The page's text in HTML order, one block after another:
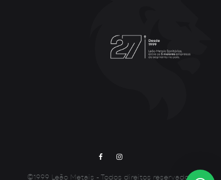
©1999 Leão Metais - Todos direitos reservados.
FacebookInstagram